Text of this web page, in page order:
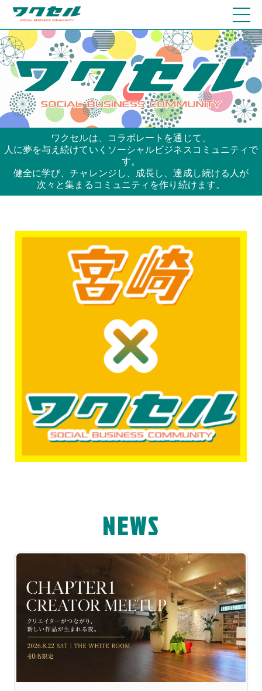
ワクセルは、コラボレートを通じて、
人に夢を与え続けていくソーシャルビジネスコミュニティで
す。
健全に学び、チャレンジし、成長し、達成し続ける人が
次々と集まるコミュニティを作り続けます。
NEWS